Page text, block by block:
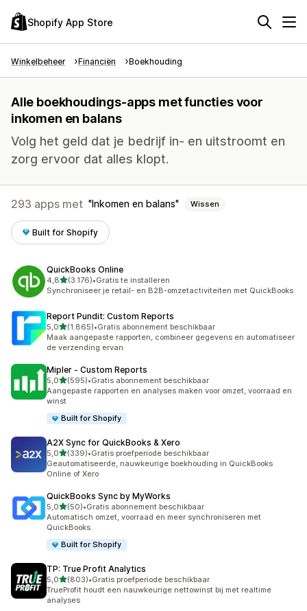
Shopify App Store
Winkelbeheer Financiën Boekhouding
Alle boekhoudings-apps met functies voor
inkomen en balans
Volg het geld dat je bedrijf in- en uitstroomt en
zorg ervoor dat alles klopt.
293 apps met Inkomen en balans Wissen
Built for Shopify
QuickBooks Online
4,8van 5 sterren
(3.176)
3176 recensies in totaal
•Gratis te installeren
Synchroniseer je retail- en B2B-omzetactiviteiten met QuickBooks
Report Pundit: Custom Reports
5,0van 5 sterren
(1.865)
1865 recensies in totaal
•Gratis abonnement beschikbaar
Maak aangepaste rapporten, combineer gegevens en automatiseer
de verzending ervan
Mipler ‑ Custom Reports
5,0van 5 sterren
(595)
595 recensies in totaal
•Gratis abonnement beschikbaar
Aangepaste rapporten en analyses maken voor omzet, voorraad en
winst
Built for Shopify
A2X Sync for QuickBooks & Xero
5,0van 5 sterren
(339)
339 recensies in totaal
•Gratis proefperiode beschikbaar
Geautomatiseerde, nauwkeurige boekhouding in QuickBooks
Online of Xero
QuickBooks Sync by MyWorks
5,0van 5 sterren
(50)
50 recensies in totaal
•Gratis abonnement beschikbaar
Automatisch omzet, voorraad en meer synchroniseren met
QuickBooks.
Built for Shopify
TP: True Profit Analytics
5,0van 5 sterren
(803)
803 recensies in totaal
•Gratis proefperiode beschikbaar
TrueProfit houdt een nauwkeurige nettowinst bij met realtime
analyses